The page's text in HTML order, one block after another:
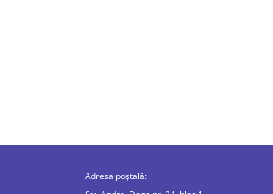
Adresa poștală: